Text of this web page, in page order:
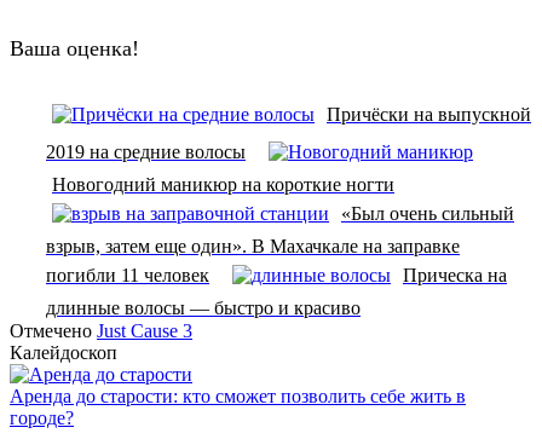
Ваша оценка!
Причёски на выпускной
2019 на средние волосы
Новогодний маникюр на короткие ногти
«Был очень сильный
взрыв, затем еще один». В Махачкале на заправке
погибли 11 человек
Прическа на
длинные волосы — быстро и красиво
Отмечено Just Cause 3
Калейдоскоп
Аренда до старости: кто сможет позволить себе жить в
городе?